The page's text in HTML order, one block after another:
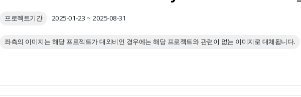
프로젝트기간 2025-01-23 ~ 2025-08-31
좌측의 이미지는 해당 프로젝트가 대외비인 경우에는 해당 프로젝트와 관련이 없는 이미지로 대체됩니다.